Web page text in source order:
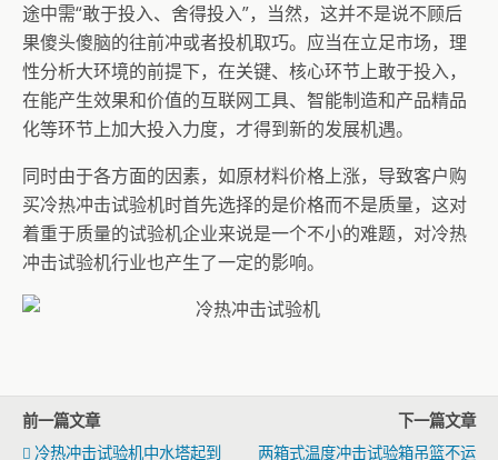
途中需“敢于投入、舍得投入”，当然，这并不是说不顾后
果傻头傻脑的往前冲或者投机取巧。应当在立足市场，理
性分析大环境的前提下，在关键、核心环节上敢于投入，
在能产生效果和价值的互联网工具、智能制造和产品精品
化等环节上加大投入力度，才得到新的发展机遇。
同时由于各方面的因素，如原材料价格上涨，导致客户购
买冷热冲击试验机时首先选择的是价格而不是质量，这对
着重于质量的试验机企业来说是一个不小的难题，对冷热
冲击试验机行业也产生了一定的影响。
前一篇文章
冷热冲击试验机中水塔起到
下一篇文章
两箱式温度冲击试验箱吊篮不运